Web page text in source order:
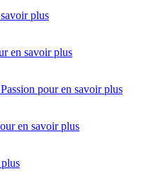
plus
en savoir plus
pour en savoir plus
en savoir plus